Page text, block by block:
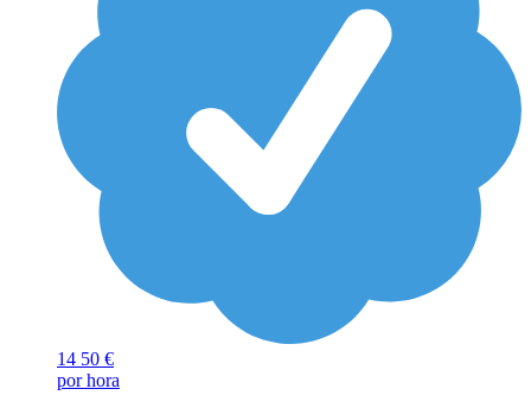
14 50 €
por hora